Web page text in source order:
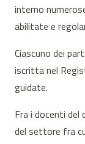
interno
abilitate e
Ciascuno dei
iscritta nel
guidate.
Fra i docenti
del settore fra